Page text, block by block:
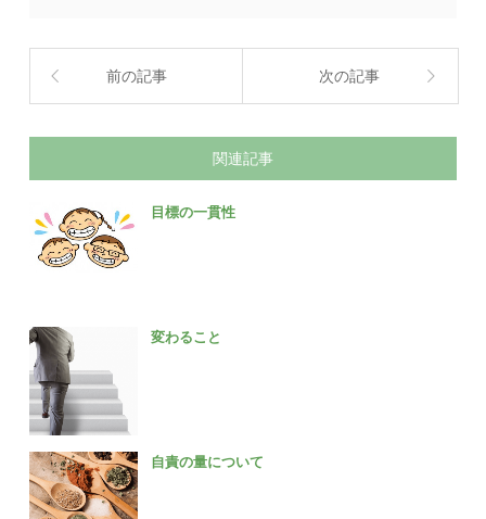
前の記事 次の記事
関連記事
目標の一貫性
変わること
自責の量について